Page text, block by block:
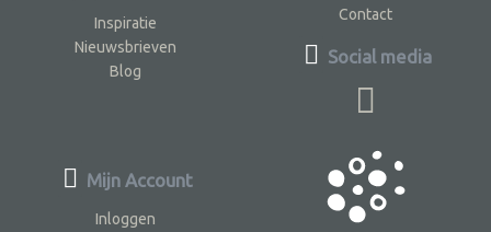
Inspiratie
Nieuwsbrieven
Blog
Contact
Social media
Mijn Account
Inloggen